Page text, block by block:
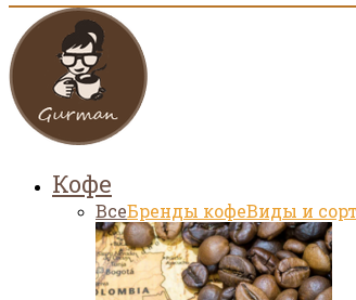
Кофе
ВсеБренды кофеВиды и